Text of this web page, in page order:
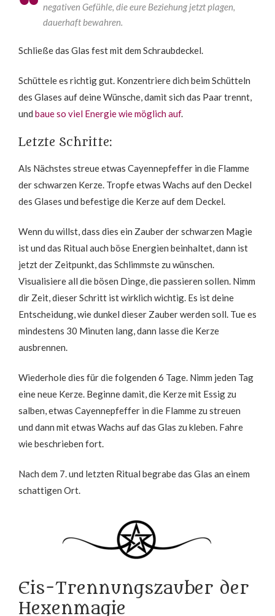
negativen Gefühle, die eure Beziehung jetzt plagen,
dauerhaft bewahren.
Schließe das Glas fest mit dem Schraubdeckel.
Schüttele es richtig gut. Konzentriere dich beim Schütteln
des Glases auf deine Wünsche, damit sich das Paar trennt,
und baue so viel Energie wie möglich auf.
Letzte Schritte:
Als Nächstes streue etwas Cayennepfeffer in die Flamme
der schwarzen Kerze. Tropfe etwas Wachs auf den Deckel
des Glases und befestige die Kerze auf dem Deckel.
Wenn du willst, dass dies ein Zauber der schwarzen Magie
ist und das Ritual auch böse Energien beinhaltet, dann ist
jetzt der Zeitpunkt, das Schlimmste zu wünschen.
Visualisiere all die bösen Dinge, die passieren sollen. Nimm
dir Zeit, dieser Schritt ist wirklich wichtig. Es ist deine
Entscheidung, wie dunkel dieser Zauber werden soll. Tue es
mindestens 30 Minuten lang, dann lasse die Kerze
ausbrennen.
Wiederhole dies für die folgenden 6 Tage. Nimm jeden Tag
eine neue Kerze. Beginne damit, die Kerze mit Essig zu
salben, etwas Cayennepfeffer in die Flamme zu streuen
und dann mit etwas Wachs auf das Glas zu kleben. Fahre
wie beschrieben fort.
Nach dem 7. und letzten Ritual begrabe das Glas an einem
schattigen Ort.
Eis-Trennungszauber der
Hexenmagie